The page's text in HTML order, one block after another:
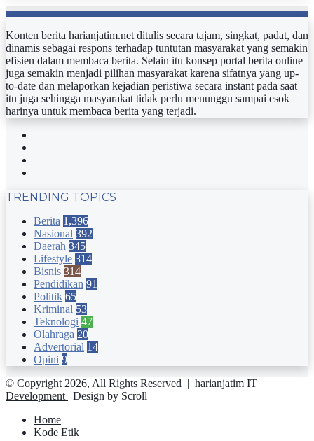
Konten berita harianjatim.net ditulis secara tajam, singkat, padat, dan
dinamis sebagai respons terhadap tuntutan masyarakat yang semakin
efisien dalam membaca berita. Selain itu konsep portal berita online
juga semakin menjadi pilihan masyarakat karena sifatnya yang up-
to-date dan melaporkan kejadian peristiwa secara instant pada saat
itu juga sehingga masyarakat tidak perlu menunggu sampai esok
harinya untuk membaca berita yang terjadi.
TRENDING TOPICS
Berita 1,396
Nasional 392
Daerah 345
Lifestyle 314
Bisnis 314
Pendidikan 91
Politik 65
Kriminal 53
Teknologi 47
Olahraga 20
Advertorial 14
Opini 9
© Copyright 2026, All Rights Reserved | harianjatim IT
Development | Design by Scroll
Home
Kode Etik